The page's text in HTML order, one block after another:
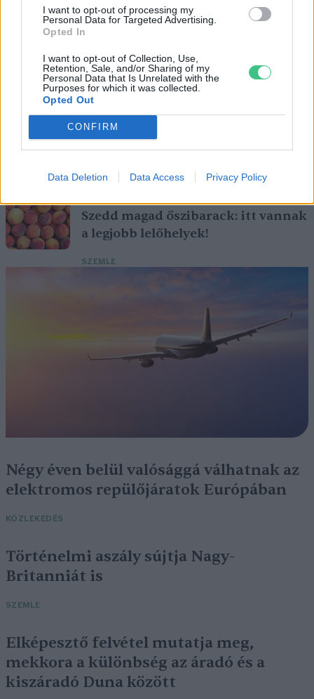
I want to opt-out of processing my
Personal Data for Targeted Advertising.
Opted In
I want to opt-out of Collection, Use,
Retention, Sale, and/or Sharing of my
Personal Data that Is Unrelated with the
Purposes for which it was collected.
Opted Out
CONFIRM
Data Deletion Data Access Privacy Policy
pedig ma is számos betegség ellen használják.
Születésnapi programokkal várja a
hétvégén a közönséget a 160 éves
Fővárosi Állatkert
ÉLŐ BOLYGÓNK
Szedd magad őszibarack: itt vannak
a legjobb lelőhelyek!
SZEMLE
Négy éven belül valósággá válhatnak az
elektromos repülőjáratok Európában
KÖZLEKEDÉS
Történelmi aszály sújtja Nagy-
Britanniát is
SZEMLE
Elképesztő felvétel mutatja meg,
mekkora a különbség az áradó és a
kiszáradó Duna között